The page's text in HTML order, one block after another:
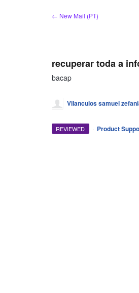
← New Mail (PT)
recuperar toda a
bacap
Vilanculos samuel
REVIEWED · Product